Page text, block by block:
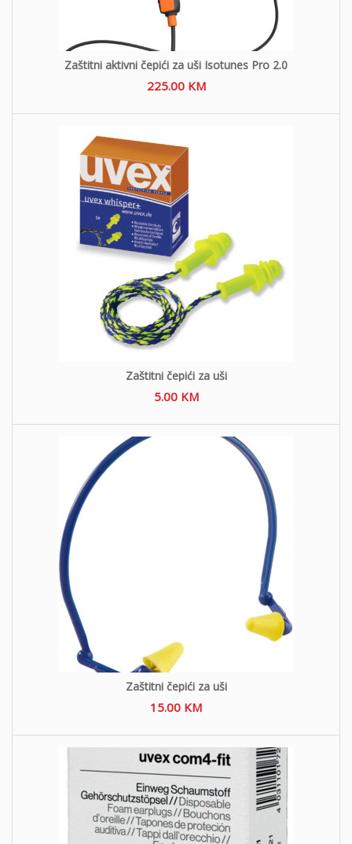
Zaštitni aktivni čepići za uši Isotunes Pro 2.0
225.00 KM
Zaštitni čepići za uši
5.00 KM
Zaštitni čepići za uši
15.00 KM